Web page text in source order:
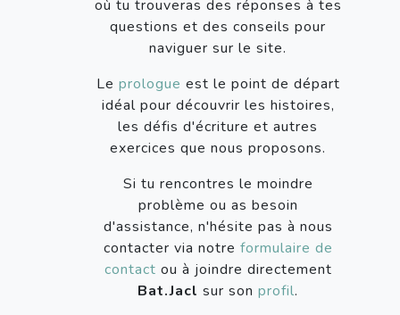
où tu trouveras des réponses à tes
questions et des conseils pour
naviguer sur le site.
Le prologue est le point de départ
idéal pour découvrir les histoires,
les défis d'écriture et autres
exercices que nous proposons.
Si tu rencontres le moindre
problème ou as besoin
d'assistance, n'hésite pas à nous
contacter via notre formulaire de
contact ou à joindre directement
Bat.Jacl sur son profil.